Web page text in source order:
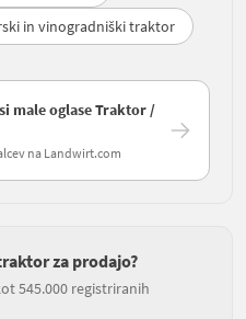
in vinogradniški traktor
male oglase Traktor /
na Landwirt.com
za prodajo?
545.000 registriranih